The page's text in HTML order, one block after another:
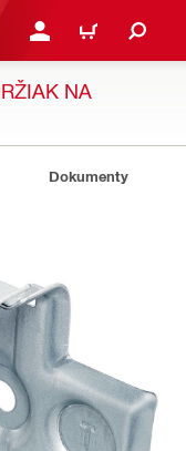
PRIHLÁSIŤ ALEBO
KOŠÍK
NA
Dokumenty